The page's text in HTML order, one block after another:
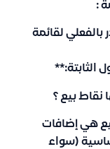
:
بالفعلي لقائمة
الثابتة:**
نقاط بيع ؟
هي إضافات
(سواء